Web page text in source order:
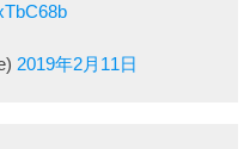
2019年2月11日